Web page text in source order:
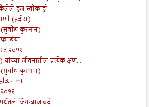
हज स्वीकार्ह’
(हदीस)
(सुबोध कुरआन)
२०१९
जीवनातील प्रत्येक क्षण...
(सुबोध कुरआन)
नका
जिगरबाज बंदे